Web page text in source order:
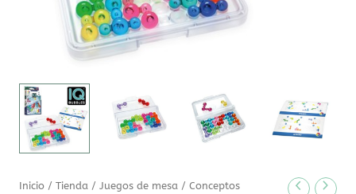
Inicio /Tienda /Juegos de mesa /Conceptos